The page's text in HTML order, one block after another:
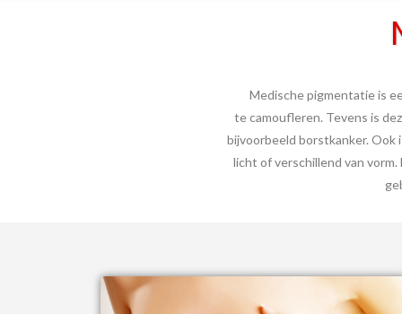
Medische pigmentatie is
te camoufleren. Tevens is
bijvoorbeeld borstkanker. Ook
licht of verschillend van